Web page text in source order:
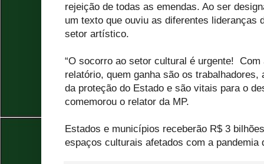
rejeição de todas as emendas. Ao ser
um texto que ouviu as diferentes lideranças
setor artístico.
“O socorro ao setor cultural é urgente! Com
relatório, quem ganha são os
da proteção do Estado e são vitais para o
comemorou o relator da MP.
Estados e municípios receberão R$ 3
espaços culturais afetados com a pandemia